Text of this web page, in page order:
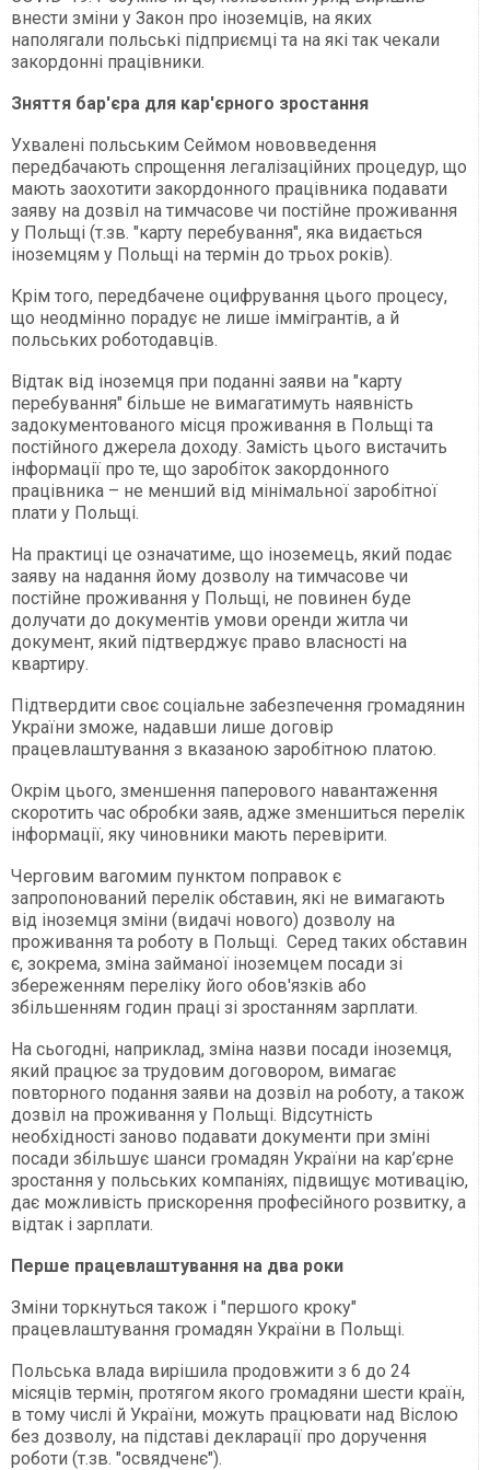
внести зміни у Закон про іноземців, на яких
наполягали польські підприємці та на які так чекали
закордонні працівники.
Зняття бар'єра для кар'єрного зростання
Ухвалені польським Сеймом нововведення
передбачають спрощення легалізаційних процедур, що
мають заохотити закордонного працівника подавати
заяву на дозвіл на тимчасове чи постійне проживання
у Польщі (т.зв. "карту перебування", яка видається
іноземцям у Польщі на термін до трьох років).
Крім того, передбачене оцифрування цього процесу,
що неодмінно порадує не лише іммігрантів, а й
польських роботодавців.
Відтак від іноземця при поданні заяви на "карту
перебування" більше не вимагатимуть наявність
задокументованого місця проживання в Польщі та
постійного джерела доходу. Замість цього вистачить
інформації про те, що заробіток закордонного
працівника – не менший від мінімальної заробітної
плати у Польщі.
На практиці це означатиме, що іноземець, який подає
заяву на надання йому дозволу на тимчасове чи
постійне проживання у Польщі, не повинен буде
долучати до документів умови оренди житла чи
документ, який підтверджує право власності на
квартиру.
Підтвердити своє соціальне забезпечення громадянин
України зможе, надавши лише договір
працевлаштування з вказаною заробітною платою.
Окрім цього, зменшення паперового навантаження
скоротить час обробки заяв, адже зменшиться перелік
інформації, яку чиновники мають перевірити.
Черговим вагомим пунктом поправок є
запропонований перелік обставин, які не вимагають
від іноземця зміни (видачі нового) дозволу на
проживання та роботу в Польщі. Серед таких обставин
є, зокрема, зміна займаної іноземцем посади зі
збереженням переліку його обов'язків або
збільшенням годин праці зі зростанням зарплати.
На сьогодні, наприклад, зміна назви посади іноземця,
який працює за трудовим договором, вимагає
повторного подання заяви на дозвіл на роботу, а також
дозвіл на проживання у Польщі. Відсутність
необхідності заново подавати документи при зміні
посади збільшує шанси громадян України на кар’єрне
зростання у польських компаніях, підвищує мотивацію,
дає можливість прискорення професійного розвитку, а
відтак і зарплати.
Перше працевлаштування на два роки
Зміни торкнуться також і "першого кроку"
працевлаштування громадян України в Польщі.
Польська влада вирішила продовжити з 6 до 24
місяців термін, протягом якого громадяни шести країн,
в тому числі й України, можуть працювати над Віслою
без дозволу, на підставі декларації про доручення
роботи (т.зв. "освядченє").